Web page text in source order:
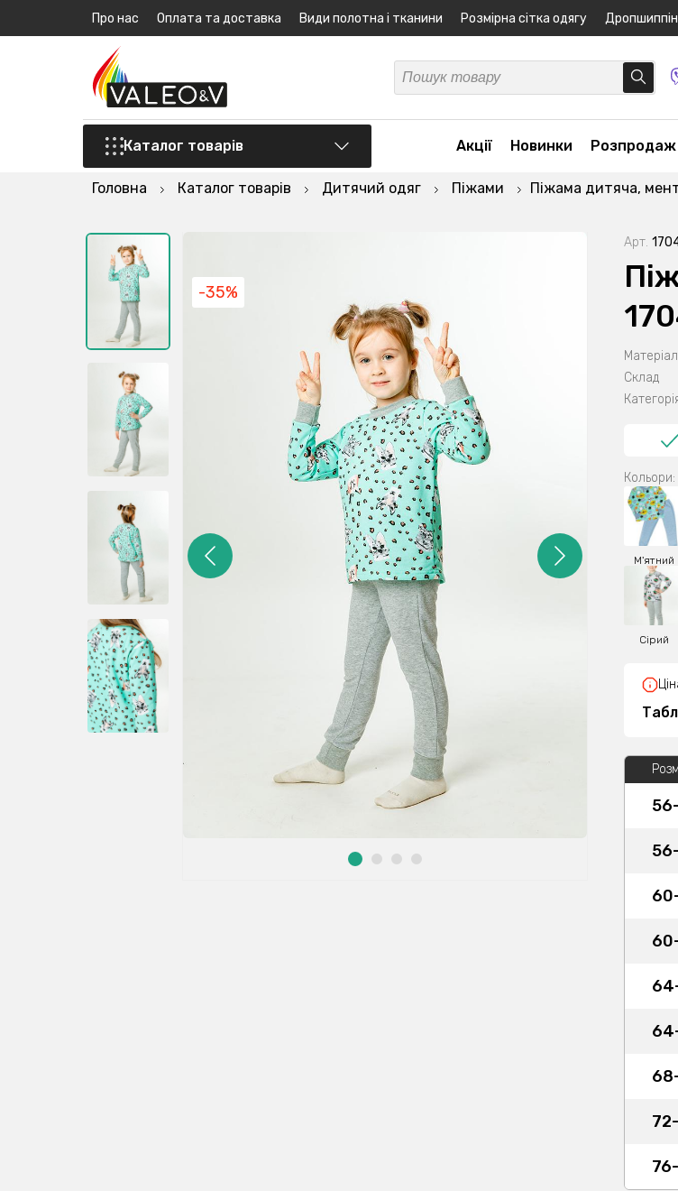
Про нас Оплата та доставка Види полотна і тканини Розмірна сітка одягу
Каталог товарів Акції Новинки Розпродаж
Головна Каталог товарів Дитячий одяг Піжами Піжама дитяча,
-35%
Арт.
Матеріал
Склад
Кольори:
М'ятний
Сірий